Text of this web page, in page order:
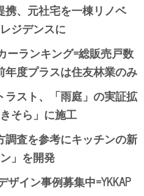
携、元社宅を一棟リノベ
ジデンスに
ーランキング=総販売戸数
度プラスは住友林業のみ
スト、「雨庭」の実証拡
そら」に施工
査を参考にキッチンの新
」を開発
ザイン事例募集中=YKKAP